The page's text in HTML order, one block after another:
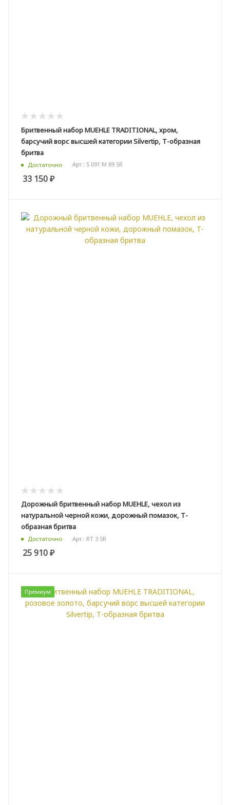
Бритвенный набор MUEHLE TRADITIONAL, хром,
барсучий ворс высшей категории Silvertip, Т-образная
бритва
Достаточно Арт.: S 091 M 89 SR
33 150₽
Дорожный бритвенный набор MUEHLE, чехол из
натуральной черной кожи, дорожный помазок, Т-
образная бритва
Достаточно Арт.: RT 3 SR
25 910₽
Премиум